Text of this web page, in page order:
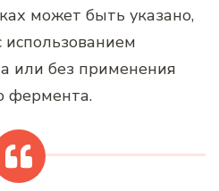
может быть указано,
или без применения
фермента.